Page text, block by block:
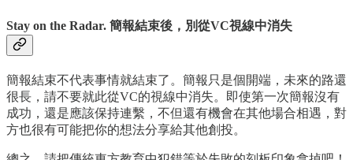
Stay on the Radar. 簡報結束後，別從VC視線中消失
簡報結束不代表事情就結束了。簡報只是個開端，未來的路還
很長，請不要就此從VC的視線中消失。即使第一次簡報沒有
成功，還是應該保持連繫，不但還有機會在其他場合相遇，對
方也很有可能把你的想法分享給其他創投。